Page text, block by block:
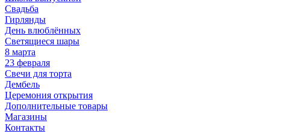
Свадьба
Гирлянды
День влюблённых
Светящиеся шары
8 марта
23 февраля
Свечи для торта
Дембель
Церемония открытия
Дополнительные товары
Магазины
Контакты